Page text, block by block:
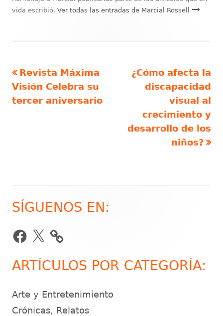
vida escribió. Ver todas las entradas de Marcial Rossell
Navegación
de
Artículo
anterior
Revista Máxima
Visión Celebra su
tercer aniversario
Artículo
siguiente
¿Cómo afecta la
discapacidad
visual al
crecimiento y
desarrollo de los
niños?
Barra
lateral
SÍGUENOS EN:
Facebook
X
ARTÍCULOS POR CATEGORÍA:
Arte y Entretenimiento
Crónicas, Relatos